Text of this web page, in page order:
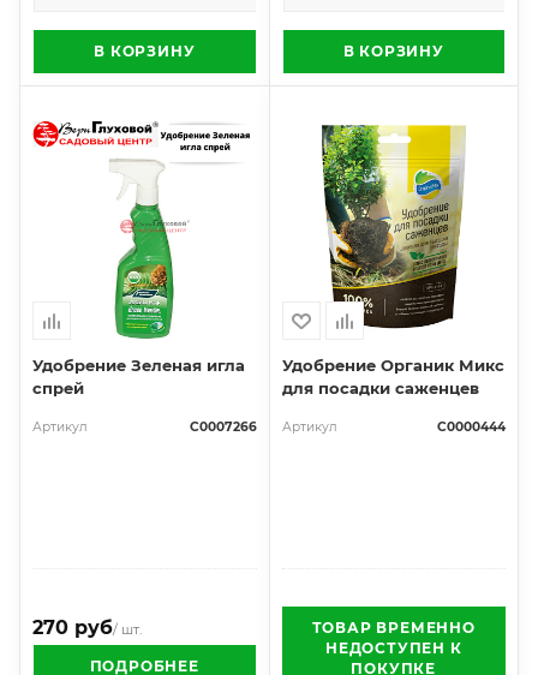
В КОРЗИНУ В КОРЗИНУ
Удобрение Зеленая игла
спрей
Артикул С0007266
270 руб/ шт.
ПОДРОБНЕЕ
Удобрение Органик Микс
для посадки саженцев
Артикул С0000444
ТОВАР ВРЕМЕННО
НЕДОСТУПЕН К
ПОКУПКЕ